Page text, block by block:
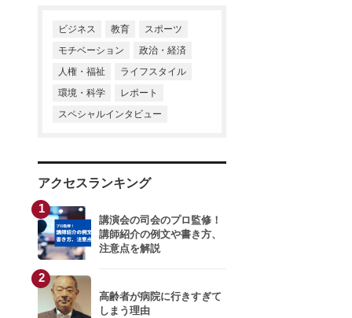
武田美保
小野浩二
榊原貴子
岡田晃
松野豊
谷田昭吾
榎本晋作
山本衣奈子
大谷由里子
小室淑恵
春日美奈子
渡辺真由子
親野智可等
石川結貴
ビジネス 教育
スポーツ
モチベーション
政治・経済
人権・福祉
ライフスタイル
環境・科学
レポート
スペシャルインタビュー
アクセスランキング
1
講演会の司会のプロ監修！
講師紹介の例文や書き方、
注意点を解説
2
高齢者が病院に行きすぎて
しまう理由